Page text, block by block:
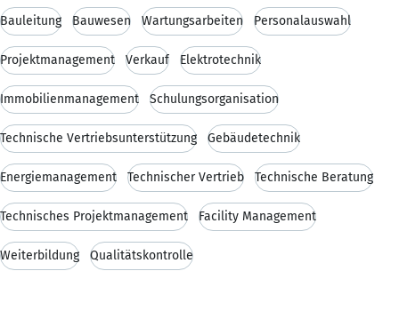
Bauleitung Bauwesen Wartungsarbeiten Personalauswahl
Projektmanagement Verkauf Elektrotechnik
Immobilienmanagement Schulungsorganisation
Technische Vertriebsunterstützung Gebäudetechnik
Energiemanagement Technischer Vertrieb Technische Beratung
Technisches Projektmanagement Facility Management
Weiterbildung Qualitätskontrolle